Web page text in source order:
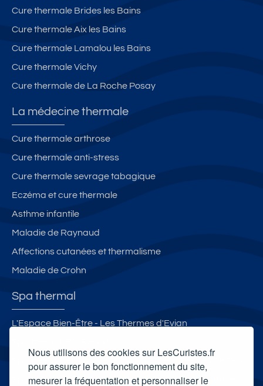
Nous utilisons des cookies sur LesCuristes.fr
pour assurer le bon fonctionnement du site,
mesurer la fréquentation et personnaliser le
Cure thermale Brides les Bains
Cure thermale Aix les Bains
Cure thermale Lamalou les Bains
Cure thermale Vichy
Cure thermale de La Roche Posay
La médecine thermale
Cure thermale arthrose
Cure thermale anti-stress
Cure thermale sevrage tabagique
Eczéma et cure thermale
Asthme infantile
Maladie de Raynaud
Affections cutanées et thermalisme
Maladie de Crohn
Spa thermal
L'Espace Bien-Être - Les Thermes d'Evian
Spa thermal des Thermes de Saint-Laurent-les-Bains